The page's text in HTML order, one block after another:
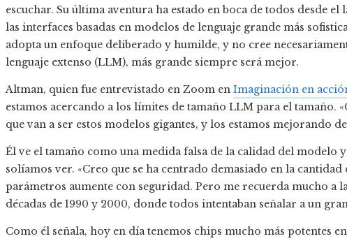
escuchar. Su última aventura ha estado en boca de todos desde
las interfaces basadas en modelos de lenguaje grande más
adopta un enfoque deliberado y humilde, y no cree
lenguaje extenso (LLM), más grande siempre será mejor.
Altman, quien fue entrevistado en Zoom en Imaginación en
estamos acercando a los límites de tamaño LLM para el tamaño.
que van a ser estos modelos gigantes, y los estamos mejorando
Él ve el tamaño como una medida falsa de la calidad del modelo
solíamos ver. «Creo que se ha centrado demasiado en la
parámetros aumente con seguridad. Pero me recuerda mucho a
décadas de 1990 y 2000, donde todos intentaban señalar a un
Como él señala, hoy en día tenemos chips mucho más potentes